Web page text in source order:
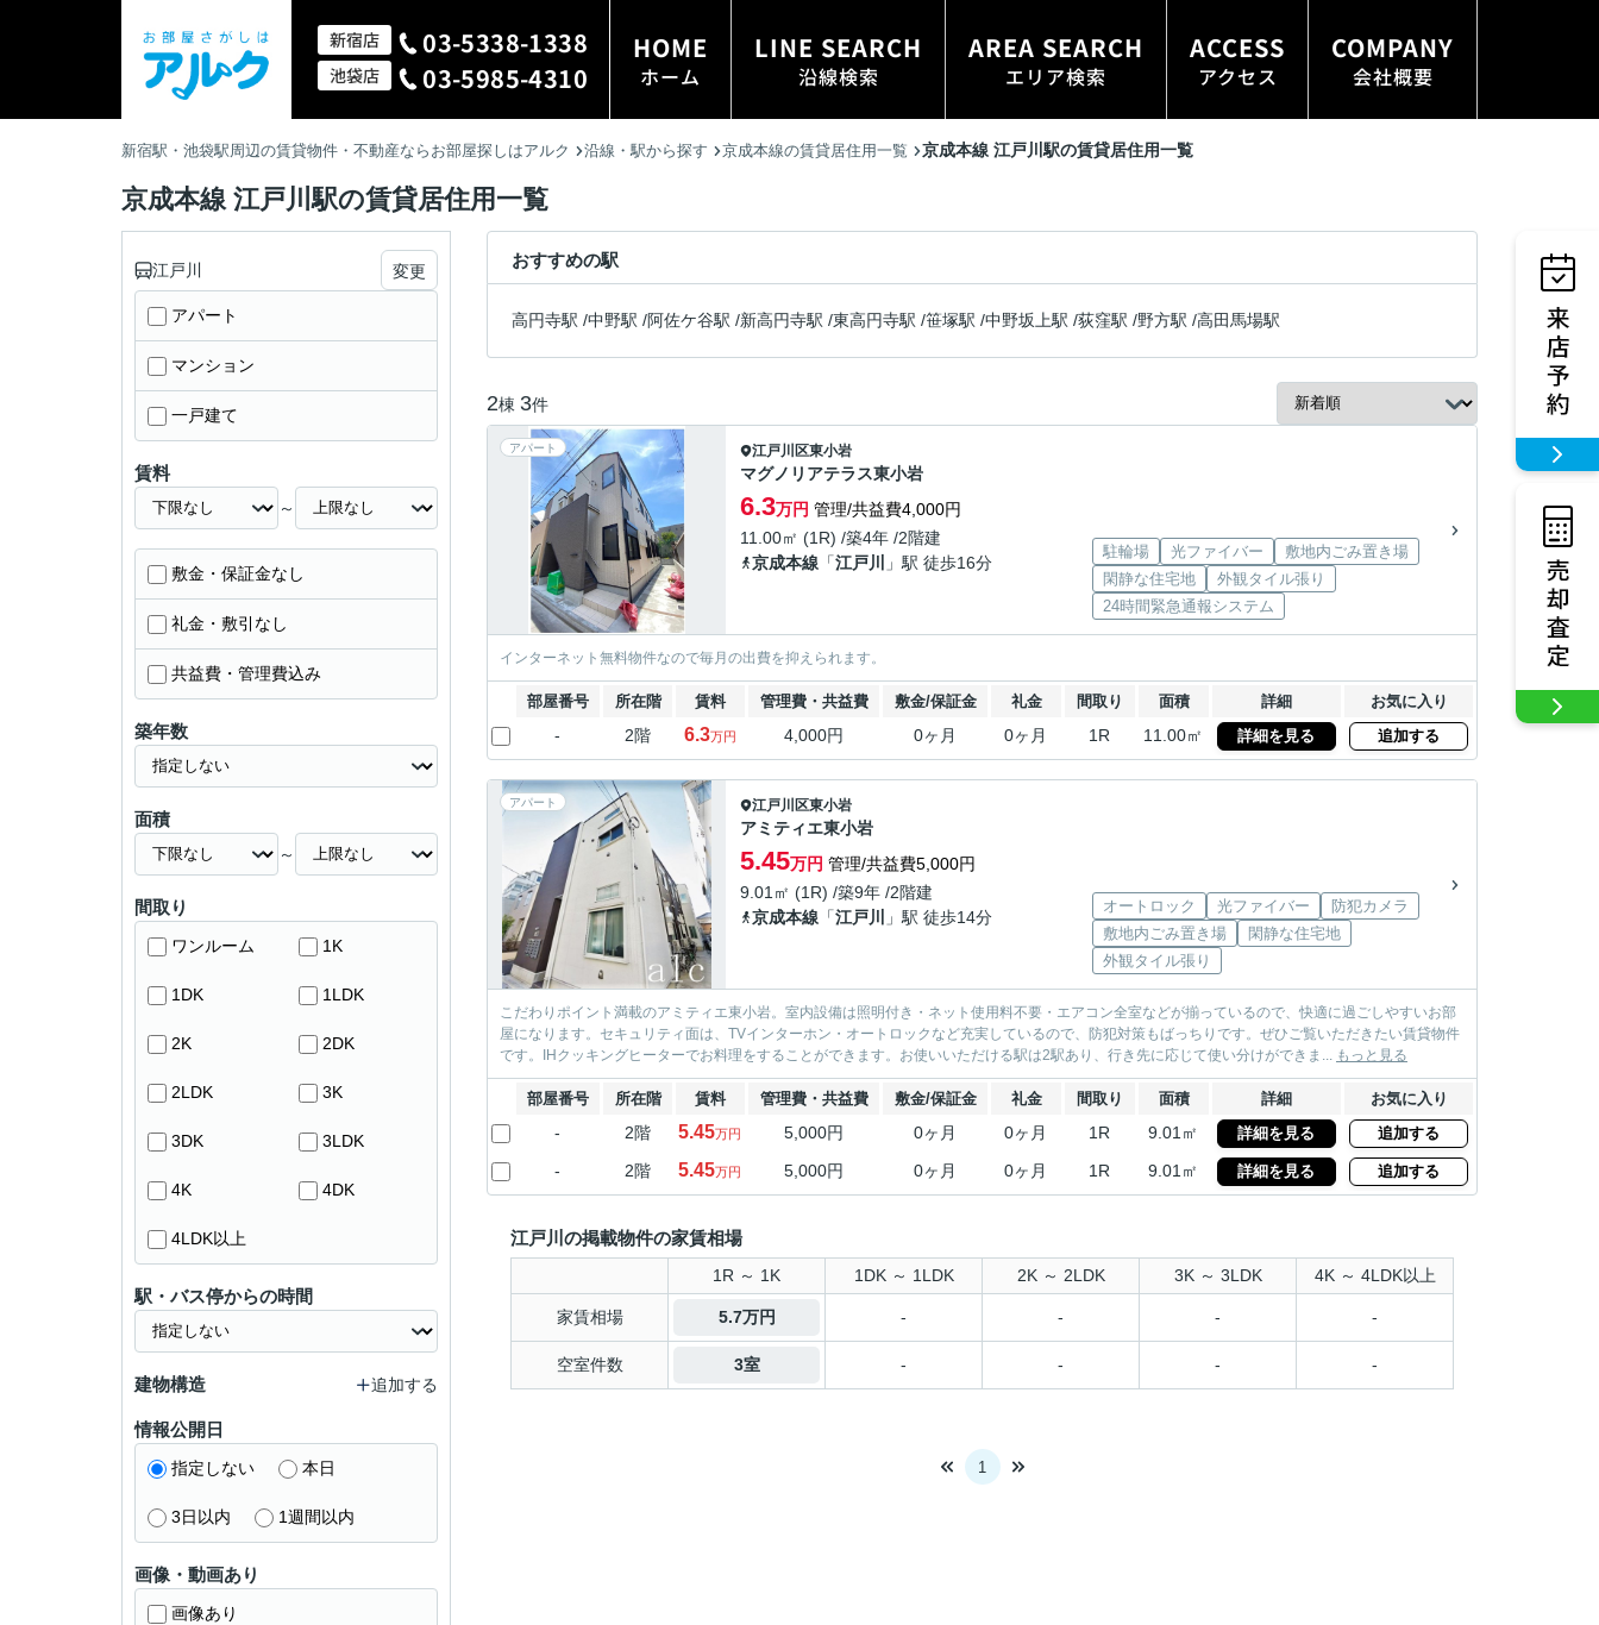
新宿店 03-5338-1338
池袋店 03-5985-4310
HOME
ホーム
LINE SEARCH
沿線検索
AREA SEARCH
エリア検索
ACCESS
アクセス
COMPANY
会社概要
新宿駅・池袋駅周辺の賃貸物件・不動産ならお部屋探しはアルク 沿線・駅から探す 京成本線の賃貸居住用一覧 京成本線 江戸川駅の賃貸居住用一覧
京成本線 江戸川駅の賃貸居住用一覧
おすすめの駅
高円寺駅 /中野駅 /阿佐ケ谷駅 /新高円寺駅 /東高円寺駅 /笹塚駅 /中野坂上駅 /荻窪駅 /野方駅 /高田馬場駅
2棟 3件
アパート 江戸川区東小岩
マグノリアテラス東小岩
6.3万円 管理/共益費4,000円
11.00㎡ (1R) /築4年 /2階建
京成本線 「江戸川 」駅 徒歩16分
駐輪場 光ファイバー
敷地内ごみ置き場
閑静な住宅地
外観タイル張り
24時間緊急通報システム
インターネット無料物件なので毎月の出費を抑えられます。
部屋番号 所在階 賃料 管理費・共益費 敷金/保証金 礼金 間取り 面積 詳細 お気に入り
- 2階 6.3万円 4,000円 0ヶ月 0ヶ月 1R 11.00㎡ 詳細を見る 追加する
アパート 江戸川区東小岩
アミティエ東小岩
5.45万円 管理/共益費5,000円
9.01㎡ (1R) /築9年 /2階建
京成本線 「江戸川 」駅 徒歩14分
オートロック 光ファイバー
防犯カメラ
敷地内ごみ置き場
閑静な住宅地
外観タイル張り
こだわりポイント満載のアミティエ東小岩。室内設備は照明付き・ネット使用料不要・エアコン全室などが揃っているので、快適に過ごしやすいお部
屋になります。セキュリティ面は、TVインターホン・オートロックなど充実しているので、防犯対策もばっちりです。ぜひご覧いただきたい賃貸物件
です。IHクッキングヒーターでお料理をすることができます。お使いいただける駅は2駅あり、行き先に応じて使い分けができま... もっと見る
部屋番号 所在階 賃料 管理費・共益費 敷金/保証金 礼金 間取り 面積 詳細 お気に入り
- 2階 5.45万円 5,000円 0ヶ月 0ヶ月 1R 9.01㎡ 詳細を見る 追加する
- 2階 5.45万円 5,000円 0ヶ月 0ヶ月 1R 9.01㎡ 詳細を見る 追加する
江戸川の掲載物件の家賃相場
1R ～ 1K 1DK ～ 1LDK 2K ～ 2LDK 3K ～ 3LDK 4K ～ 4LDK以上
家賃相場 5.7万円 - - - -
空室件数 3室 - - - -
1
江戸川 変更
アパート
マンション
一戸建て
賃料
～
敷金・保証金なし
礼金・敷引なし
共益費・管理費込み
築年数
面積
～
間取り
ワンルーム 1K
1DK 1LDK
2K 2DK
2LDK 3K
3DK 3LDK
4K 4DK
4LDK以上
駅・バス停からの時間
建物構造 追加する
情報公開日
指定しない 本日
3日以内 1週間以内
画像・動画あり
画像あり